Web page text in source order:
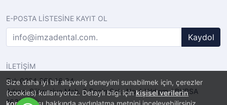
Size daha iyi bir alışveriş deneyimi sunabilmek için, çerezler
(cookies) kullanıyoruz. Detaylı bilgi içinkişisel verilerin
korunması hakkında aydınlatma metnini inceleyebilirsiniz.
E-POSTA LİSTESİNE KAYIT OL
Kaydol
İLETİŞİM
Tel: 0224 360 16 34
Adres: Şükraniye Mah. 6.Engin Sok. No.4 Yıldırım / BURSA
16320